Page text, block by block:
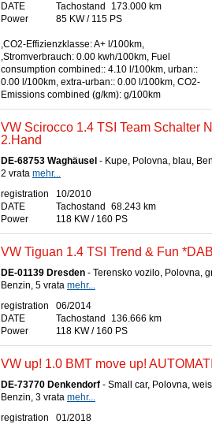
DATE
Tachostand
173.000 km
Power
85 KW / 115 PS
,CO2-Effizienzklasse: A+ l/100km,
,Stromverbrauch: 0.00 kwh/100km, Fuel
consumption combined:: 4.10 l/100km, urban::
0.00 l/100km, extra-urban:: 0.00 l/100km, CO2-
Emissions combined (g/km): g/100km
VW Scirocco 1.4 TSI Team Schalter
2.Hand
DE-68753 Waghäusel - Kupe, Polovna, blau,
2 vrata mehr...
registration
DATE
10/2010
Tachostand
68.243 km
Power
118 KW / 160 PS
VW Tiguan 1.4 TSI Trend & Fun
DE-01139 Dresden - Terensko vozilo, Polovna,
Benzin, 5 vrata mehr...
registration
DATE
06/2014
Tachostand
136.666 km
Power
118 KW / 160 PS
VW up! 1.0 BMT move up!
DE-73770 Denkendorf - Small car, Polovna,
Benzin, 3 vrata mehr...
registration
01/2018